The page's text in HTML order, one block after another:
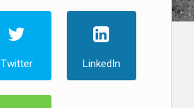
Twitter LinkedIn